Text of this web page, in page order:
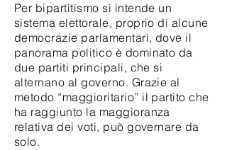
Per bipartitismo si intende un
sistema elettorale, proprio di alcune
democrazie parlamentari, dove il
panorama politico è dominato da
due partiti principali, che si
alternano al governo. Grazie al
metodo “maggioritario” il partito che
ha raggiunto la maggioranza
relativa dei voti, può governare da
solo.